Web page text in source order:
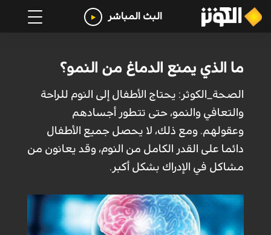
البث المباشر
ما الذي يمنع الدماغ من النمو؟
الصحة_الكوثر: يحتاج الأطفال إلى النوم للراحة
والتعافي والنمو، حتى تتطور أجسادهم
وعقولهم. ومع ذلك، لا يحصل جميع الأطفال
دائما على القدر الكامل من النوم، وقد يعانون من
مشاكل في الإدراك بشكل أكبر.